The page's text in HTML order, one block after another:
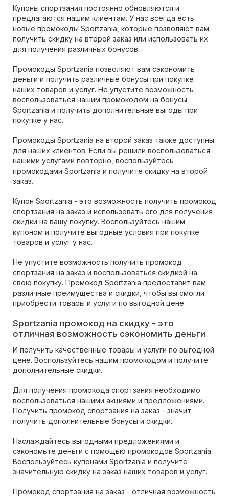
Купоны спортзания постоянно обновляются и
предлагаются нашим клиентам. У нас всегда есть
новые промокоды Sportzania, которые позволяют вам
получить скидку на второй заказ или использовать их
для получения различных бонусов.
Промокоды Sportzania позволяют вам сэкономить
деньги и получить различные бонусы при покупке
наших товаров и услуг. Не упустите возможность
воспользоваться нашим промокодом на бонусы
Sportzania и получить дополнительные выгоды при
покупке у нас.
Промокоды Sportzania на второй заказ также доступны
для наших клиентов. Если вы решили воспользоваться
нашими услугами повторно, воспользуйтесь
промокодами Sportzania и получите скидку на второй
заказ.
Купон Sportzania - это возможность получить промокод
спортзания на заказ и использовать его для получения
скидки на вашу покупку. Воспользуйтесь нашим
купоном и получите выгодные условия при покупке
товаров и услуг у нас.
Не упустите возможность получить промокод
спортзания на заказ и воспользоваться скидкой на
свою покупку. Промокод Sportzania предоставит вам
различные преимущества и скидки, чтобы вы смогли
приобрести товары и услуги по выгодной цене.
Sportzania промокод на скидку - это
отличная возможность сэкономить деньги
И получить качественные товары и услуги по выгодной
цене. Воспользуйтесь нашим промокодом и получите
дополнительные скидки.
Для получения промокода спортзания необходимо
воспользоваться нашими акциями и предложениями.
Получить промокод спортзания на заказ - значит
получить дополнительные бонусы и скидки.
Наслаждайтесь выгодными предложениями и
сэкономьте деньги с помощью промокодов Sportzania.
Воспользуйтесь купонами Sportzania и получите
значительную скидку на заказ наших товаров и услуг.
Промокод спортзания на заказ - отличная возможность